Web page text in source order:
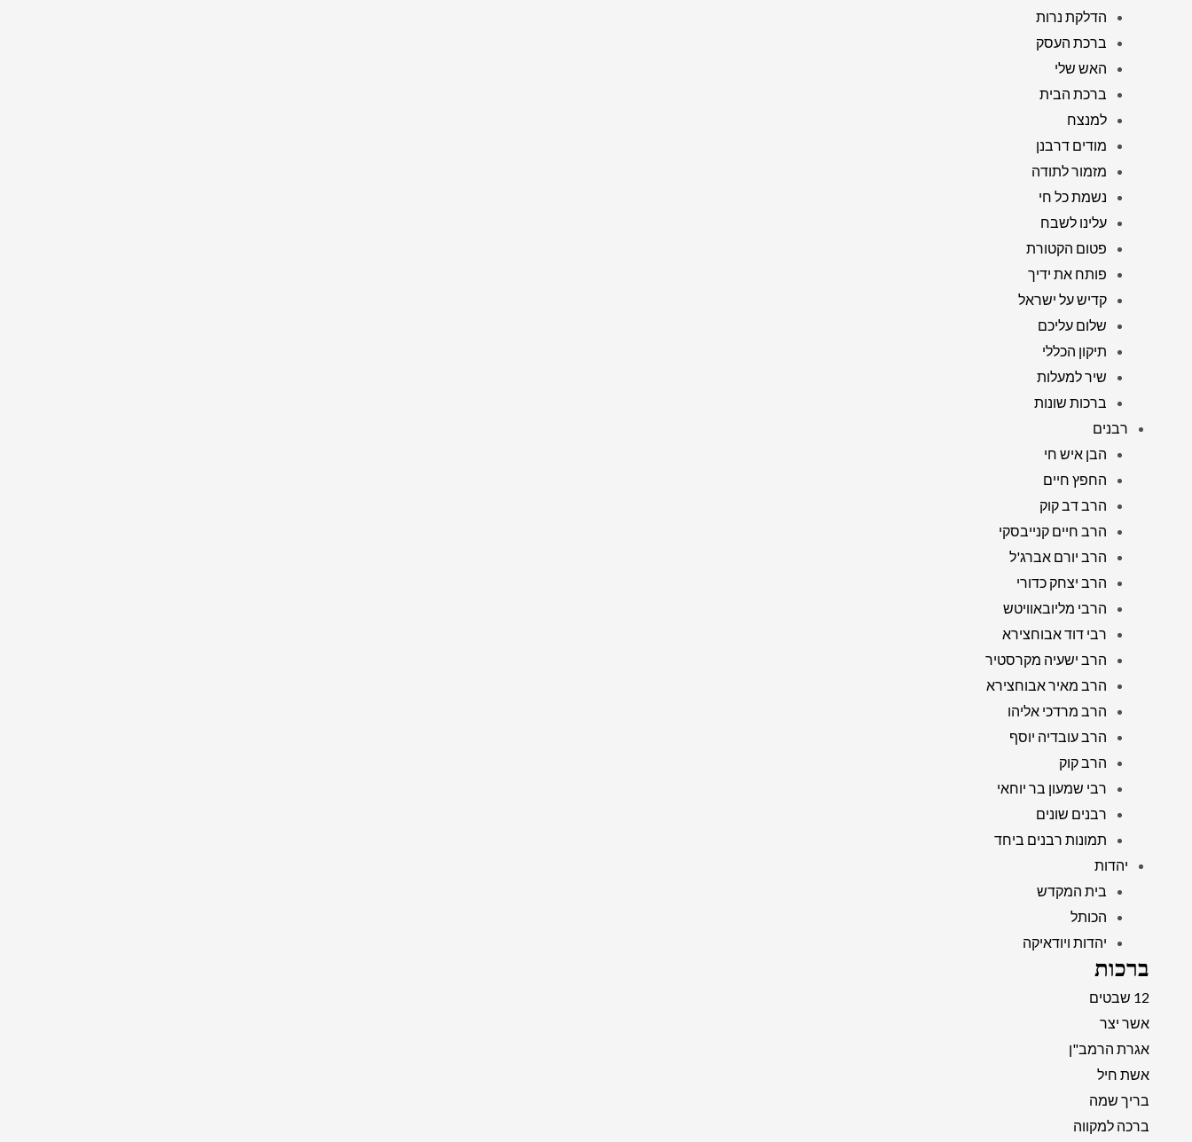
הדלקת נרות
ברכת העסק
האש שלי
ברכת הבית
למנצח
מודים דרבנן
מזמור לתודה
נשמת כל חי
עלינו לשבח
פטום הקטורת
פותח את ידיך
קדיש על ישראל
שלום עליכם
תיקון הכללי
שיר למעלות
ברכות שונות
רבנים
הבן איש חי
החפץ חיים
הרב דב קוק
הרב חיים קנייבסקי
הרב יורם אברג'ל
הרב יצחק כדורי
הרבי מליובאוויטש
רבי דוד אבוחצירא
הרב ישעיה מקרסטיר
הרב מאיר אבוחצירא
הרב מרדכי אליהו
הרב עובדיה יוסף
הרב קוק
רבי שמעון בר יוחאי
רבנים שונים
תמונות רבנים ביחד
יהדות
בית המקדש
הכותל
יהדות ויודאיקה
ברכות
12 שבטים
אשר יצר
אגרת הרמב"ן
אשת חיל
בריך שמה
ברכה למקווה